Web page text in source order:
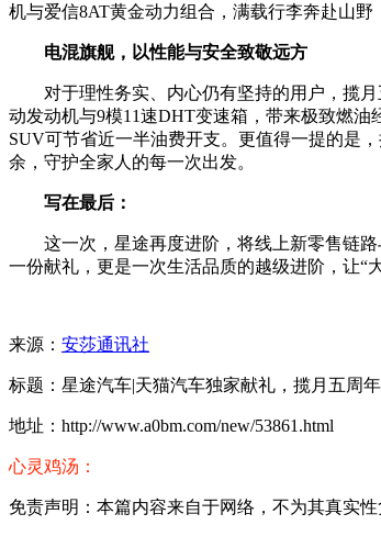
机与爱信8AT黄金动力组合，满载行李奔赴山
电混旗舰，以性能与安全致敬远方
对于理性务实、内心仍有坚持的用户，揽
动发动机与9模11速DHT变速箱，带来极致燃
SUV可节省近一半油费开支。更值得一提的是
余，守护全家人的每一次出发。
写在最后：
这一次，星途再度进阶，将线上新零售链
一份献礼，更是一次生活品质的越级进阶，让“
来源： 安莎通讯社
标题：星途汽车|天猫汽车独家献礼，揽月五周
地址：http://www.a0bm.com/new/53861.html
心灵鸡汤：
免责声明：本篇内容来自于网络，不为其真实